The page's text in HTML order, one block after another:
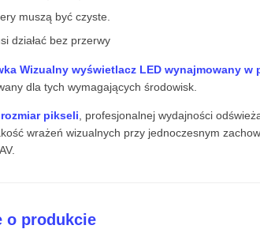
muszą być czyste.
działać bez przerwy
Wizualny wyświetlacz LED wynajmowany
dla tych wymagających środowisk.
pikseli , profesjonalnej wydajności
wrażeń wizualnych przy jednoczesnym
o produkcie